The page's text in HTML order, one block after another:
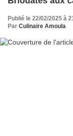
Publié le 22/02/2025 à
Par Culinaire Amoula